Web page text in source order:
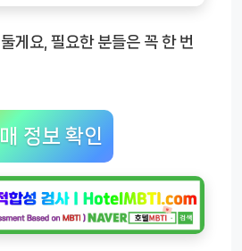
게요, 필요한 분들은 꼭 한 번
정보 확인